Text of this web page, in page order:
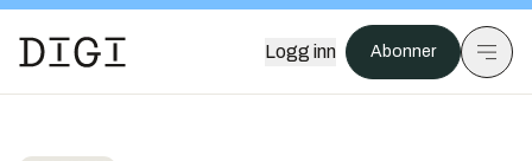
Logg inn Abonner